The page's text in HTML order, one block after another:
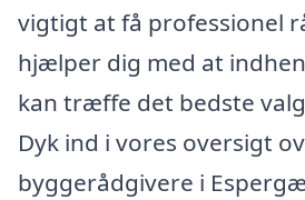
vigtigt at få professionel
hjælper dig med at
kan træffe det bedste
Dyk ind i vores oversigt
byggerådgivere i